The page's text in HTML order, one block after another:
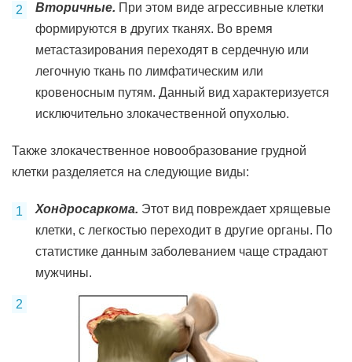
Вторичные. При этом виде агрессивные клетки
формируются в других тканях. Во время
метастазирования переходят в сердечную или
легочную ткань по лимфатическим или
кровеносным путям. Данный вид характеризуется
исключительно злокачественной опухолью.
Также злокачественное новообразование грудной
клетки разделяется на следующие виды:
Хондросаркома. Этот вид повреждает хрящевые
клетки, с легкостью переходит в другие органы. По
статистике данным заболеванием чаще страдают
мужчины.